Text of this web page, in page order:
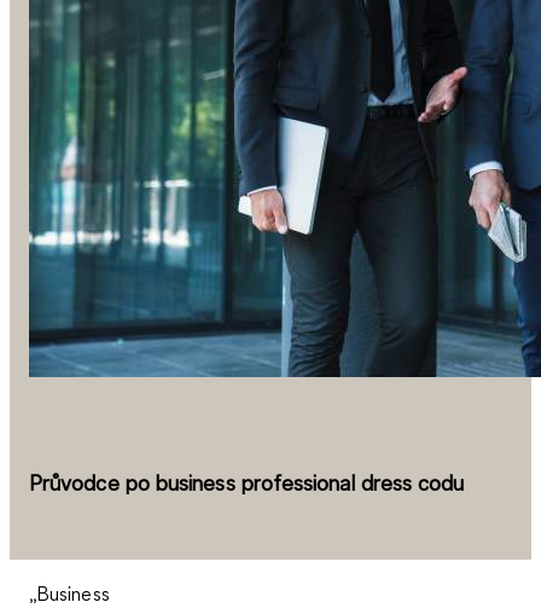
Průvodce po business professional dress codu
„Business